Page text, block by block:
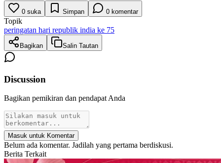
0 suka Simpan 0 komentar
Topik
peringatan hari republik india ke 75
Bagikan Salin Tautan
Discussion
Bagikan pemikiran dan pendapat Anda
Masuk untuk Komentar
Belum ada komentar. Jadilah yang pertama berdiskusi.
Berita Terkait